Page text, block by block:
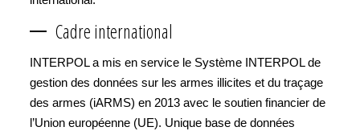
Cadre international
INTERPOL a mis en service le Système INTERPOL de
gestion des données sur les armes illicites et du traçage
des armes (iARMS) en 2013 avec le soutien financier de
l’Union européenne (UE). Unique base de données